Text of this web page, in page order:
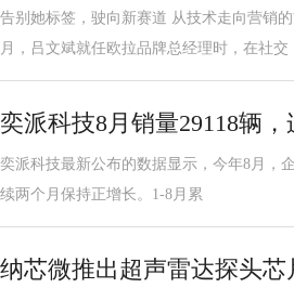
告别她标签，驶向新赛道 从技术走向营销
月，吕文斌就任欧拉品牌总经理时，在社交
奕派科技8月销量29118辆
奕派科技最新公布的数据显示，今年8月，
续两个月保持正增长。1-8月累
纳芯微推出超声雷达探头芯